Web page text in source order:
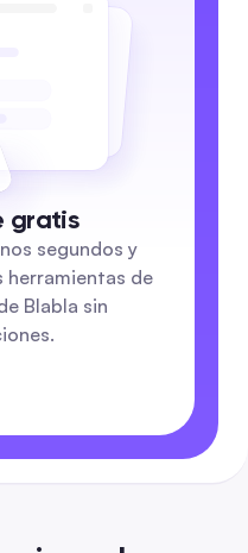
gratis
segundos y
herramientas de
Blabla sin